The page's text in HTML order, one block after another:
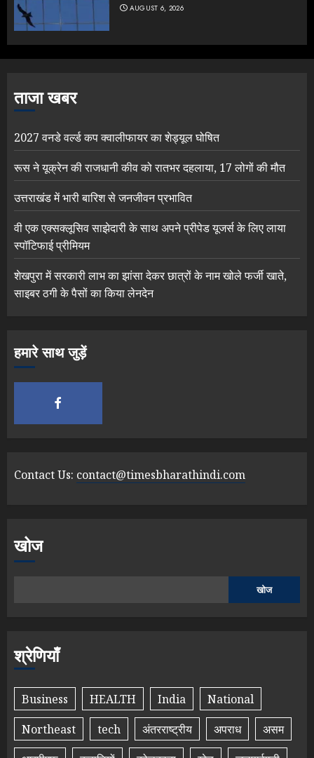
AUGUST 6, 2026
ताजा खबर
2027 वनडे वर्ल्ड कप क्वालीफायर का शेड्यूल घोषित
रूस ने यूक्रेन की राजधानी कीव को रातभर दहलाया, 17 लोगों की मौत
उत्तराखंड में भारी बारिश से जनजीवन प्रभावित
वी एक एक्सक्लूसिव साझेदारी के साथ अपने प्रीपेड यूजर्स के लिए लाया
स्पॉटिफाई प्रीमियम
शेखपुरा में सरकारी लाभ का झांसा देकर छात्रों के नाम खोले फर्जी खाते,
साइबर ठगी के पैसों का किया लेनदेन
हमारे साथ जुड़ें
Contact Us: contact@timesbharathindi.com
खोज
खोज
श्रेणियाँ
Business HEALTH India
National
Northeast
tech अंतरराष्ट्रीय अपराध
असम